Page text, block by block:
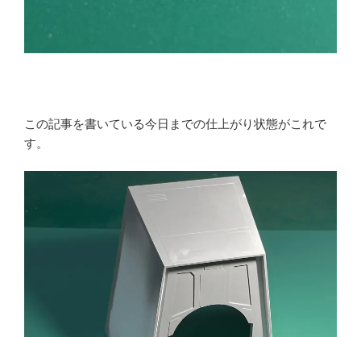
この記事を書いている今日までの仕上がり状態がこれで
す。